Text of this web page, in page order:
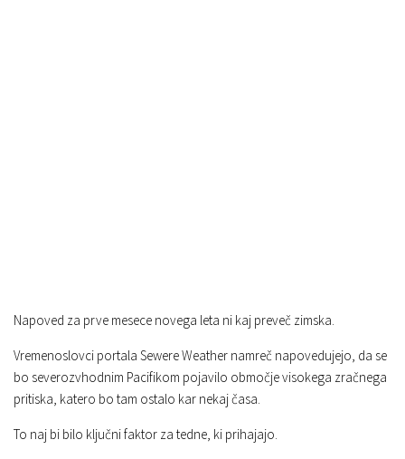
Napoved za prve mesece novega leta ni kaj preveč zimska.
Vremenoslovci portala Sewere Weather namreč napovedujejo, da se
bo severozvhodnim Pacifikom pojavilo območje visokega zračnega
pritiska, katero bo tam ostalo kar nekaj časa.
To naj bi bilo ključni faktor za tedne, ki prihajajo.